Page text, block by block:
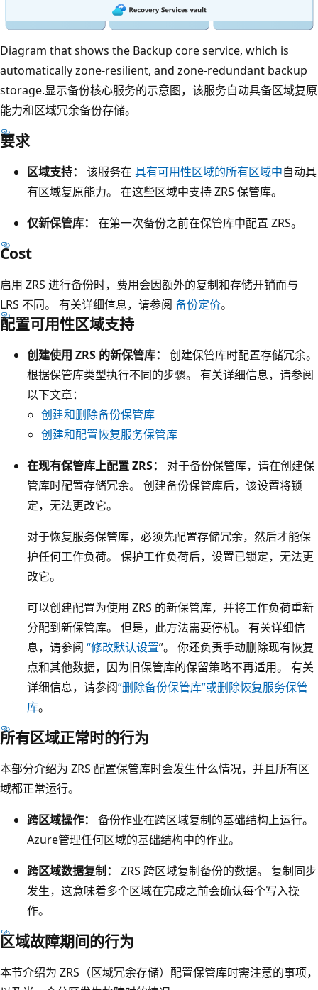
Diagram that shows the Backup core service, which is
automatically zone-resilient, and zone-redundant backup
storage.显示备份核心服务的示意图，该服务自动具备区域复原
能力和区域冗余备份存储。
此
跨
三
个
可
用
区
1
、
和
用
要求
区域支持： 该服务在 具有可用性区域的所有区域中自动具
有区域复原能力。 在这些区域中支持 ZRS 保管库。
仅新保管库：
在第一次备份之前在保管库中配置 ZRS。
Cost
启用 ZRS 进行备份时，费用会因额外的复制和存储开销而与
LRS 不同。 有关详细信息，请参阅 备份定价。
配置可用性区域支持
创建使用 ZRS 的新保管库：
创建保管库时配置存储冗余。
根据保管库类型执行不同的步骤。 有关详细信息，请参阅
以下文章：
创建和删除备份保管库
创建和配置恢复服务保管库
在现有保管库上配置 ZRS：
对于备份保管库，请在创建保
管库时配置存储冗余。 创建备份保管库后，该设置将锁
定，无法更改它。
对于恢复服务保管库，必须先配置存储冗余，然后才能保
护任何工作负荷。 保护工作负荷后，设置已锁定，无法更
改它。
可以创建配置为使用 ZRS 的新保管库，并将工作负荷重新
分配到新保管库。 但是，此方法需要停机。 有关详细信
息，请参阅 “修改默认设置”。 你还负责手动删除现有恢复
点和其他数据，因为旧保管库的保留策略不再适用。 有关
详细信息，请参阅“删除备份保管库”或删除恢复服务保管
库。
所有区域正常时的行为
本部分介绍为 ZRS 配置保管库时会发生什么情况，并且所有区
域都正常运行。
跨区域操作：
备份作业在跨区域复制的基础结构上运行。
Azure管理任何区域的基础结构中的作业。
跨区域数据复制：
ZRS 跨区域复制备份的数据。 复制同步
发生，这意味着多个区域在完成之前会确认每个写入操
作。
区域故障期间的行为
本节介绍为 ZRS（区域冗余存储）配置保管库时需注意的事项，